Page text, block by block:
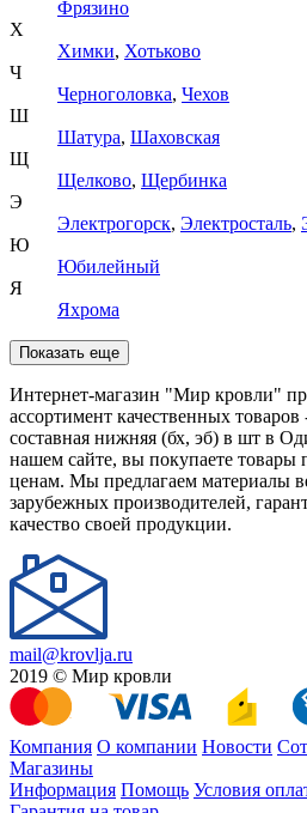
Фрязино
Х
Химки, Хотьково
Ч
Черноголовка, Чехов
Ш
Шатура, Шаховская
Щ
Щелково, Щербинка
Э
Электрогорск, Электросталь,
Ю
Юбилейный
Я
Яхрома
Показать еще
Интернет-магазин "Мир кровли"
ассортимент качественных
составная нижняя (бх, эб) в шт в
нашем сайте, вы покупаете
ценам. Мы предлагаем материалы
зарубежных производителей,
качество своей продукции.
mail@krovlja.ru
2019 © Мир кровли
Компания О компании Новости
Магазины
Информация Помощь Условия